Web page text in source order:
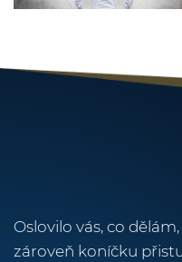
Oslovilo vás, co
zároveň koníčku